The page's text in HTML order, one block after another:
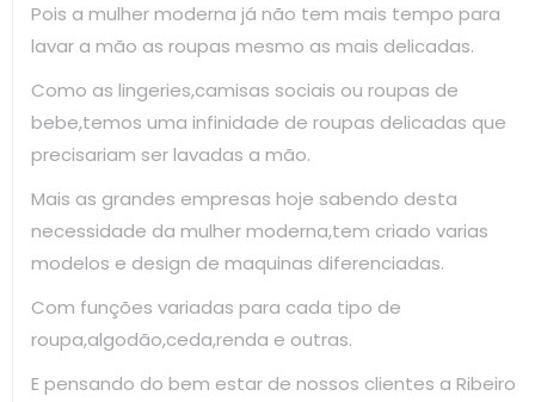
Pois a mulher moderna já não tem mais tempo para
lavar a mão as roupas mesmo as mais delicadas.
Como as lingeries,camisas sociais ou roupas de
bebe,temos uma infinidade de roupas delicadas que
precisariam ser lavadas a mão.
Mais as grandes empresas hoje sabendo desta
necessidade da mulher moderna,tem criado varias
modelos e design de maquinas diferenciadas.
Com funções variadas para cada tipo de
roupa,algodão,ceda,renda e outras.
E pensando do bem estar de nossos clientes a Ribeiro